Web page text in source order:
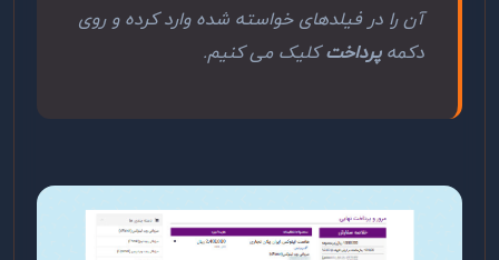
آن را در فیلدهای خواسته شده وارد کرده و روی
دکمهپرداختکلیک می کنیم.